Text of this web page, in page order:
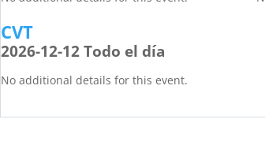
CVT
2026-12-12 Todo el día
No additional details for this event.